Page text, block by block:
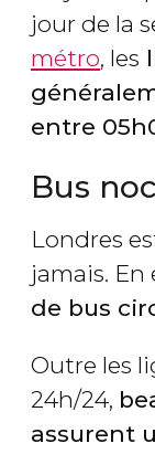
jour de la
métro, les
entre
Bus
Londres
jamais. En
de bus
Outre les
24h/24,
assurent